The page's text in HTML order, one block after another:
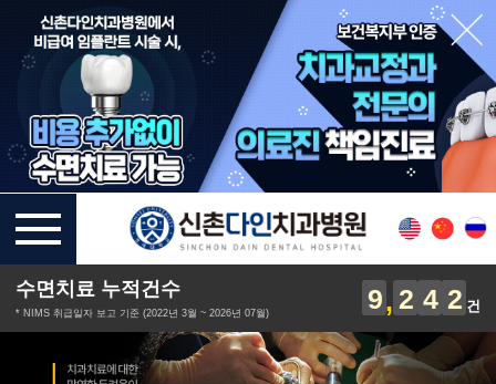
수면치료 누적건수
* NIMS 취급일자 보고 기준 (2022년 3월 ~ 2026년 07월) 9 2 4 2 건